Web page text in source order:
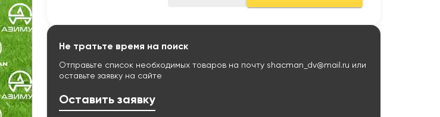
Не тратьте время на поиск
Отправьте список необходимых товаров на почту shacman_dv@mail.ru или
оставьте заявку на сайте
Оставить заявку